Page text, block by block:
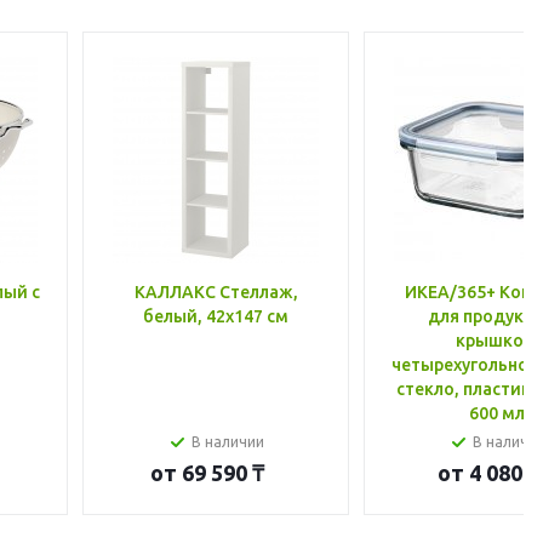
с
КАЛЛАКС Стеллаж,
белый, 42x147 см
В наличии
от 69 590 ₸
ИКЕА/365+
для
крышкой,
стекло, пластик
600 мл
В
от 4 080 ₸